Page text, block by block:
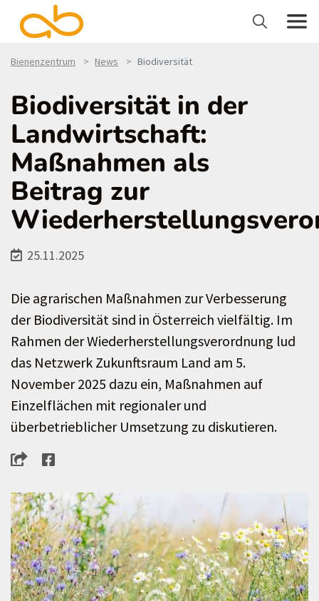
Bienenzentrum News Biodiversität
Biodiversität in der
Landwirtschaft:
Maßnahmen als
Beitrag zur
25.11.2025
Die agrarischen Maßnahmen zur Verbesserung
der Biodiversität sind in Österreich vielfältig. Im
Rahmen der Wiederherstellungsverordnung lud
das Netzwerk Zukunftsraum Land am 5.
November 2025 dazu ein, Maßnahmen auf
Einzelflächen mit regionaler und
überbetrieblicher Umsetzung zu diskutieren.